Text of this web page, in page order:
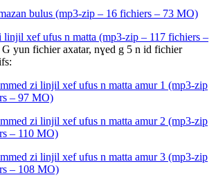
bulus (mp3-zip – 16 fichiers – 73 MO)
linjil xef ufus n matta (mp3-zip – 117 fichiers –
G yun fichier axatar, nɣed g 5 n id fichier
zi linjil xef ufus n matta amur 1 (mp3-zip
– 97 MO)
zi linjil xef ufus n matta amur 2 (mp3-zip
– 110 MO)
zi linjil xef ufus n matta amur 3 (mp3-zip
– 108 MO)